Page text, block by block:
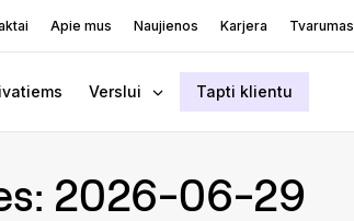
Apie mus Naujienos Karjera Tvarumas
Verslui Tapti klientu
2026-06-29